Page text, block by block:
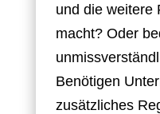
und die weitere
macht? Oder
Benötigen
zusätzliches